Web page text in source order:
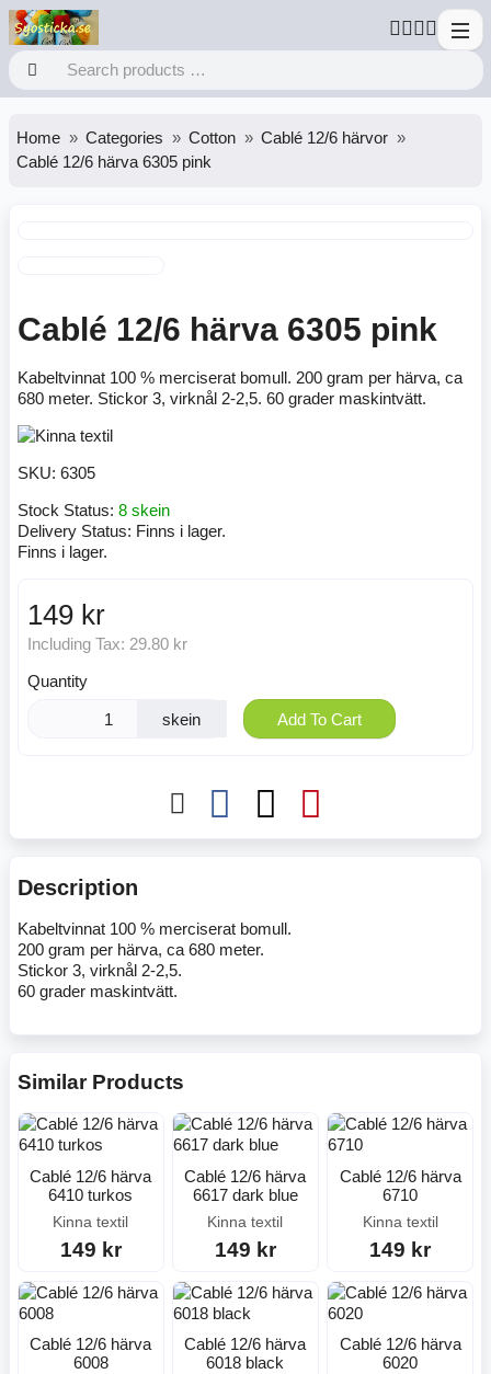
Home Categories Cotton
Cablé 12/6 härvor
Cablé 12/6 härva 6305 pink
Cablé 12/6 härva 6305 pink
Kabeltvinnat 100 % merciserat bomull. 200 gram per härva, ca
680 meter. Stickor 3, virknål 2-2,5. 60 grader maskintvätt.
SKU: 6305
Stock Status: 8 skein
Delivery Status: Finns i lager.
Finns i lager.
149 kr
Including Tax: 29.80 kr
Quantity
skein Add To Cart
Description
Kabeltvinnat 100 % merciserat bomull.
200 gram per härva, ca 680 meter.
Stickor 3, virknål 2-2,5.
60 grader maskintvätt.
Similar Products
Cablé 12/6 härva
6410 turkos
Kinna textil
149 kr
Cablé 12/6 härva
6617 dark blue
Kinna textil
149 kr
Cablé 12/6 härva
6710
Kinna textil
149 kr
Cablé 12/6 härva
6008
Cablé 12/6 härva
6018 black
Cablé 12/6 härva
6020